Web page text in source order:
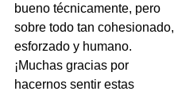
bueno técnicamente, pero
sobre todo tan cohesionado,
esforzado y humano.
¡Muchas gracias por
hacernos sentir estas